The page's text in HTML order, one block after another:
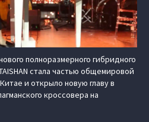
полноразмерного гибридного
стала частью общемировой
и открыло новую главу в
кроссовера на